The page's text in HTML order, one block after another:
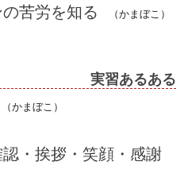
苦労を知る （かまぼこ）
実習あるある
かまぼこ）
・挨拶・笑顔・感謝